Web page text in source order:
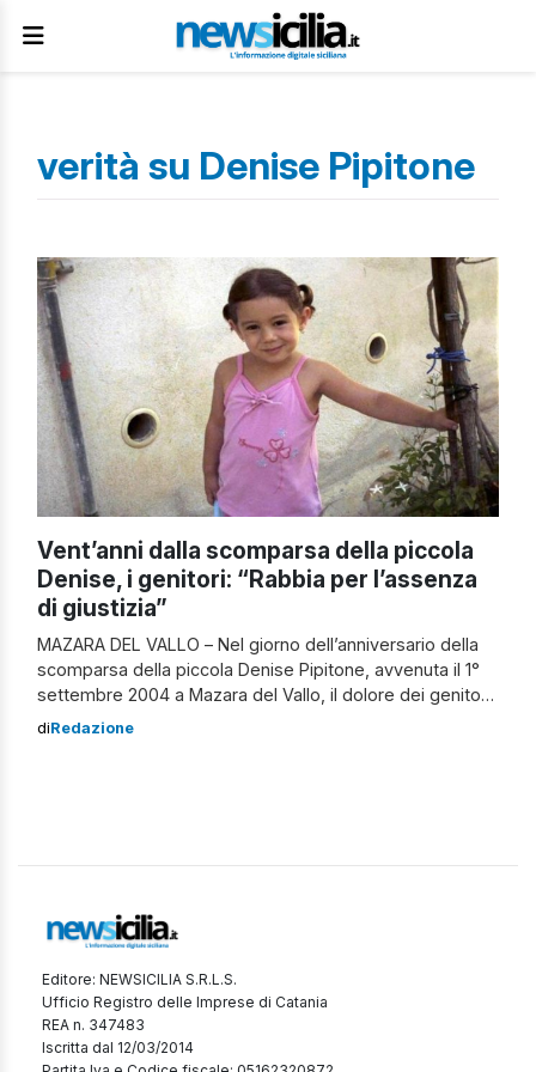
verità su Denise Pipitone
Vent’anni dalla scomparsa della piccola
Denise, i genitori: “Rabbia per l’assenza
di giustizia”
MAZARA DEL VALLO – Nel giorno dell’anniversario della
scomparsa della piccola Denise Pipitone, avvenuta il 1°
settembre 2004 a Mazara del Vallo, il dolore dei genitori
si rinnova, alimentato dall’assenza di risposte e giustizia.
diRedazione
Editore: NEWSICILIA S.R.L.S.
Ufficio Registro delle Imprese di Catania
REA n. 347483
Iscritta dal 12/03/2014